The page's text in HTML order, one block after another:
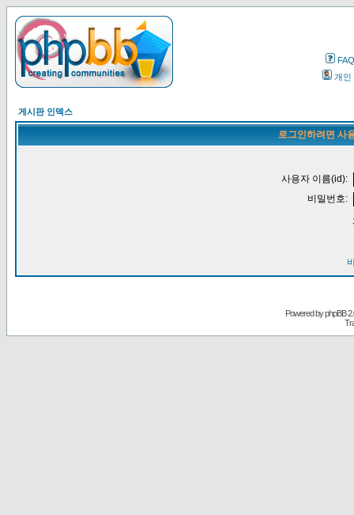
FAQ
개인
게시판 인덱스
로그인하려면 사
사용자 이름(id):
비밀번호:
Powered byphpBB